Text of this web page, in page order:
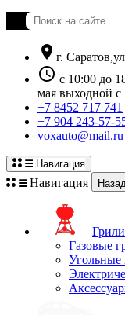
location_on г.
schedule с 10:00 до
мая выходной с
+7 8452 717 741
+7 904 243-57-
voxauto@mail.ru
Навигация
Навигация
Грили
Газовые
Угольные